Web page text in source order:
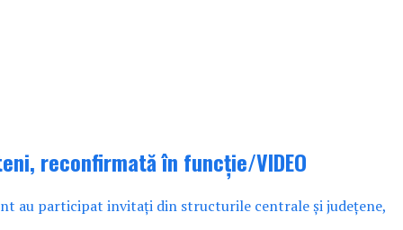
reconfirmată în funcție/VIDEO
au participat invitați din structurile centrale și județene,